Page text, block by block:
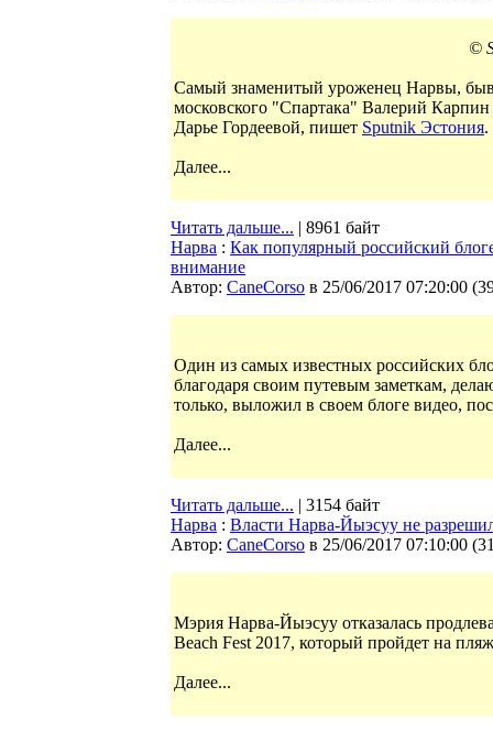
©
Самый знаменитый уроженец Нарвы,
московского "Спартака" Валерий
Дарье Гордеевой, пишет Sputnik Эстония.
Далее...
Читать дальше... | 8961 байт
Нарва : Как популярный российский
внимание
Автор: CaneCorso в 25/06/2017 07:20:00 (
Один из самых известных российских
благодаря своим путевым заметкам,
только, выложил в своем блоге видео,
Далее...
Читать дальше... | 3154 байт
Нарва : Власти Нарва-Йыэсуу не
Автор: CaneCorso в 25/06/2017 07:10:00 (
Мэрия Нарва-Йыэсуу отказалась
Beach Fest 2017, который пройдет на
Далее...